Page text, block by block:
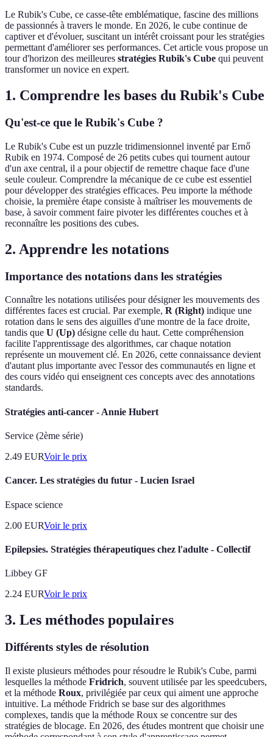
Le Rubik's Cube, ce casse-tête emblématique, fascine des millions
de passionnés à travers le monde. En 2026, le cube continue de
captiver et d'évoluer, suscitant un intérêt croissant pour les stratégies
permettant d'améliorer ses performances. Cet article vous propose un
tour d'horizon des meilleures stratégies Rubik's Cube qui peuvent
transformer un novice en expert.
1. Comprendre les bases du Rubik's Cube
Qu'est-ce que le Rubik's Cube ?
Le Rubik's Cube est un puzzle tridimensionnel inventé par Ernő
Rubik en 1974. Composé de 26 petits cubes qui tournent autour
d'un axe central, il a pour objectif de remettre chaque face d'une
seule couleur. Comprendre la mécanique de ce cube est essentiel
pour développer des stratégies efficaces. Peu importe la méthode
choisie, la première étape consiste à maîtriser les mouvements de
base, à savoir comment faire pivoter les différentes couches et à
reconnaître les positions des cubes.
2. Apprendre les notations
Importance des notations dans les stratégies
Connaître les notations utilisées pour désigner les mouvements des
différentes faces est crucial. Par exemple, R (Right) indique une
rotation dans le sens des aiguilles d'une montre de la face droite,
tandis que U (Up) désigne celle du haut. Cette compréhension
facilite l'apprentissage des algorithmes, car chaque notation
représente un mouvement clé. En 2026, cette connaissance devient
d'autant plus importante avec l'essor des communautés en ligne et
des cours vidéo qui enseignent ces concepts avec des annotations
standards.
Stratégies anti-cancer - Annie Hubert
Service (2ème série)
2.49 EURVoir le prix
Cancer. Les stratégies du futur - Lucien Israel
Espace science
2.00 EURVoir le prix
Epilepsies. Stratégies thérapeutiques chez l'adulte - Collectif
Libbey GF
2.24 EURVoir le prix
3. Les méthodes populaires
Différents styles de résolution
Il existe plusieurs méthodes pour résoudre le Rubik's Cube, parmi
lesquelles la méthode Fridrich, souvent utilisée par les speedcubers,
et la méthode Roux, privilégiée par ceux qui aiment une approche
intuitive. La méthode Fridrich se base sur des algorithmes
complexes, tandis que la méthode Roux se concentre sur des
stratégies de blocage. En 2026, des études montrent que choisir une